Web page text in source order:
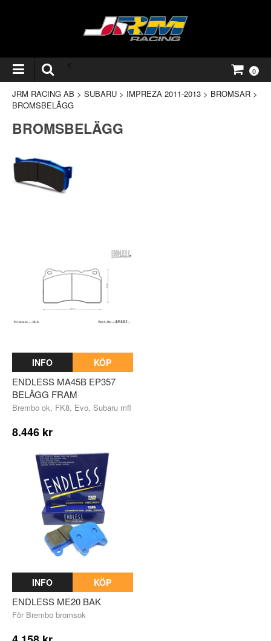
<
0
JRM RACING AB > SUBARU > IMPREZA 2011-2013 > BROMSAR >
BROMSBELÄGG
BROMSBELÄGG
INFO KÖP
ENDLESS MA45B EP357
BELÄGG FRAM
Brembo ok, FK8, Evo, Subaru mfl
8.446 kr
INFO KÖP
ENDLESS ME20 BAK
För Brembo bromsok